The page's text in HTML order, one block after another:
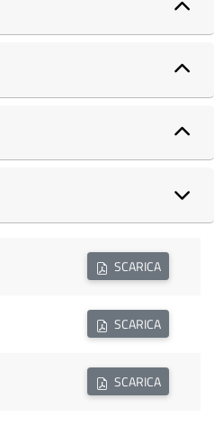
SCARICA
SCARICA
SCARICA